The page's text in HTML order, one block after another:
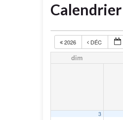
Calendrier
2026 DÉC
dim
3